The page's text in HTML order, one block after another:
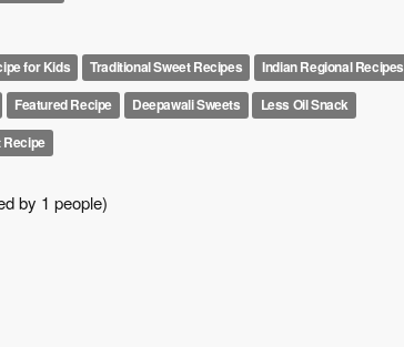
for Kids Traditional Sweet Recipes
Indian Regional Recipes
Featured Recipe Deepawali Sweets
Less Oil Snack
Recipe
by 1 people)